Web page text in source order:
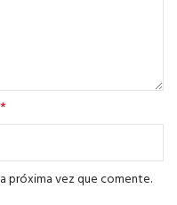
*
próxima vez que comente.